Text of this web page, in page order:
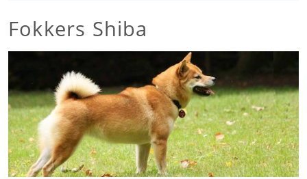
Fokkers Shiba